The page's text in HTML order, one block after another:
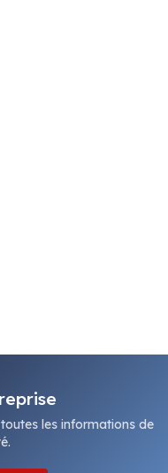
les informations de